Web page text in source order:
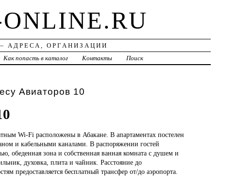
АДРЕСА, ОРГАНИЗАЦИИ
Как попасть в каталог Контакты Поиск
Авиаторов 10
Wi-Fi расположены в Абакане. В апартаментах постелен
и кабельными каналами. В распоряжении гостей
обеденная зона и собственная ванная комната с душем и
духовка, плита и чайник. Расстояние до
предоставляется бесплатный трансфер от/до аэропорта.